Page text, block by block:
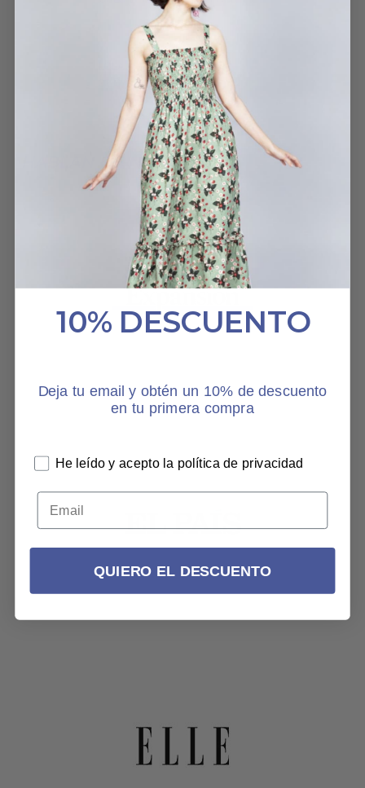
22 DICIEMBRE, 2022
HABLAN DE NOSOTROS
10% DESCUENTO
Deja tu email y obtén un 10% de descuento
en tu primera compra
He leído y acepto la política de privacidad
QUIERO EL DESCUENTO